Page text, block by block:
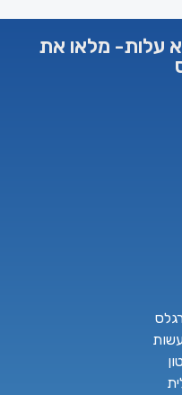
עלות- מלאו את